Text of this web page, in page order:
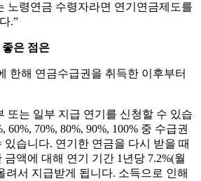
노령연금 수령자라면 연기연금제도를
.”
은 점은
한해 연금수급권을 취득한 이후부터
또는 일부 지급 연기를 신청할 수 있습
60%, 70%, 80%, 90%, 100% 중 수급권
있습니다. 연기한 연금을 다시 받을 때
액에 대해 연기 기간 1년당 7.2%(월
려서 지급받게 됩니다. 소득으로 인해